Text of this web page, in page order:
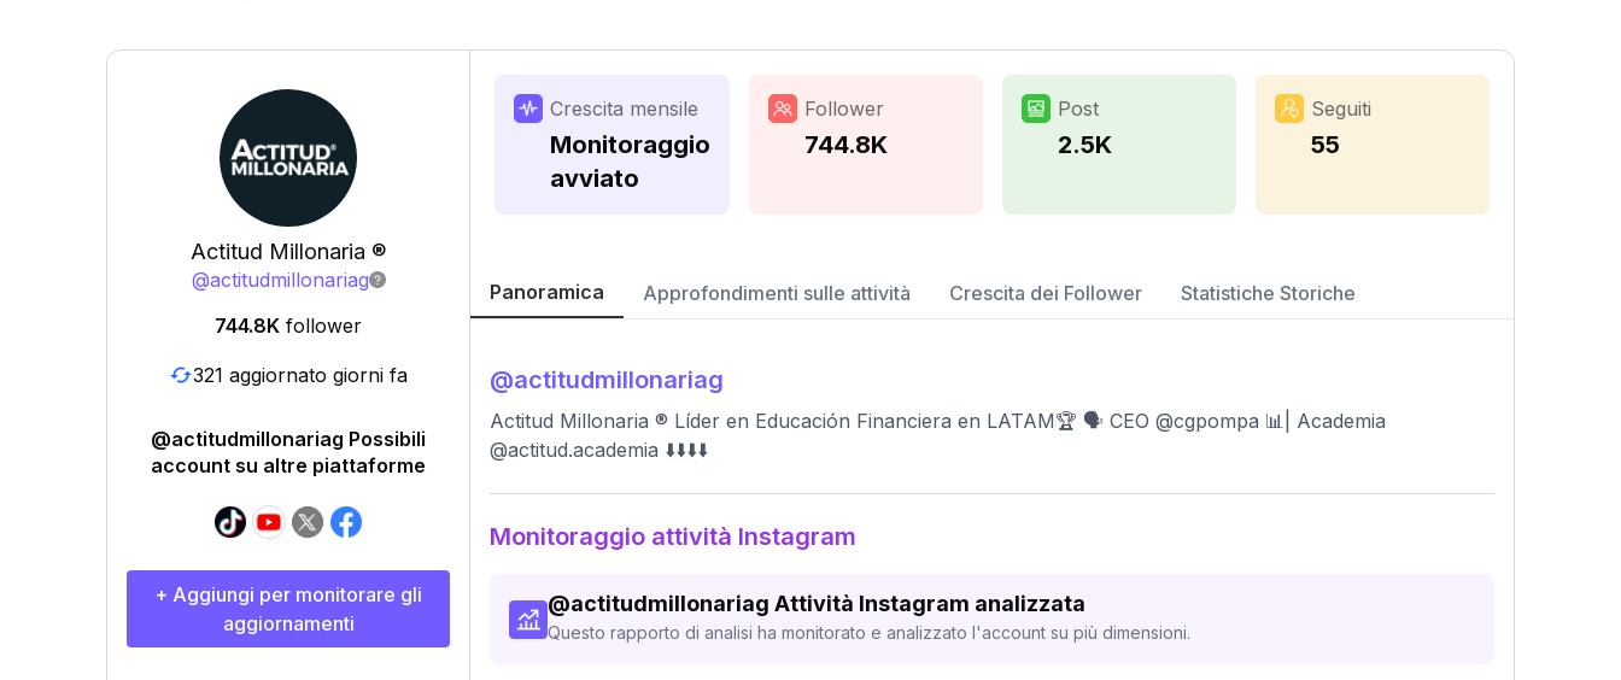
Actitud Millonaria ®
@actitudmillonariag
744.8K follower
321 aggiornato giorni fa
@actitudmillonariag Possibili
account su altre piattaforme
+ Aggiungi per monitorare gli
aggiornamenti
Crescita mensile
Monitoraggio
avviato
Follower
744.8K
Post
2.5K
Seguiti
55
Panoramica Approfondimenti sulle attività Crescita dei Follower Statistiche Storiche
@actitudmillonariag
Actitud Millonaria ® Líder en Educación Financiera en LATAM🏆 🗣 CEO @cgpompa 📊| Academia
@actitud.academia ⬇️⬇️⬇️⬇️
Monitoraggio attività Instagram
@actitudmillonariag Attività Instagram analizzata
Questo rapporto di analisi ha monitorato e analizzato l'account su più dimensioni.